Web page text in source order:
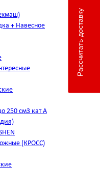
+ Навесное
250 см3 кат А
(КРОСС)
Рассчитать доставку